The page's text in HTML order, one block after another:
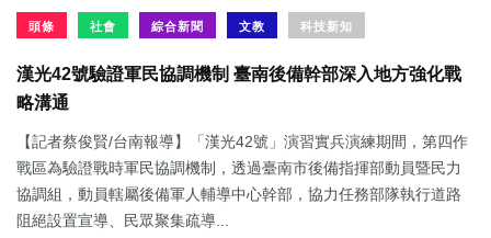
頭條 社會 綜合新聞 文教 科技新知
漢光42號驗證軍民協調機制 臺南後備幹部深入地方強化戰
略溝通
【記者蔡俊賢/台南報導】「漢光42號」演習實兵演練期間，第四作
戰區為驗證戰時軍民協調機制，透過臺南市後備指揮部動員暨民力
協調組，動員轄屬後備軍人輔導中心幹部，協力任務部隊執行道路
阻絕設置宣導、民眾聚集疏導...